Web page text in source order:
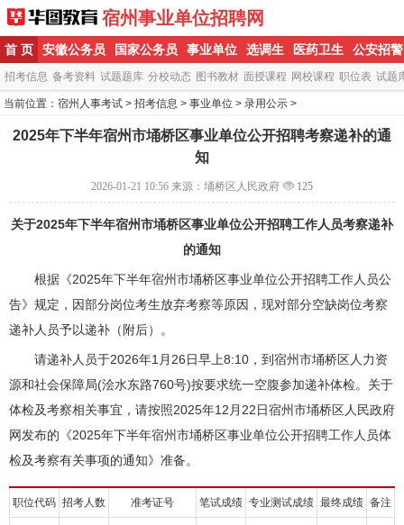
宿州事业单位招聘网
首 页 安徽公务员 国家公务员 事业单位 选调生 医药卫生 公安招警
招考信息 备考资料 试题题库 分校动态 图书教材 面授课程 网校课程 职位表 试题
当前位置：宿州人事考试 >招考信息 >事业单位 >录用公示 >
2025年下半年宿州市埇桥区事业单位公开招聘考察递补的通
知
2026-01-21 10:56 来源：埇桥区人民政府 125
关于2025年下半年宿州市埇桥区事业单位公开招聘工作人员考察递补
的通知
根据《2025年下半年宿州市埇桥区事业单位公开招聘工作人员公
告》规定，因部分岗位考生放弃考察等原因，现对部分空缺岗位考察
递补人员予以递补（附后）。
请递补人员于2026年1月26日早上8:10，到宿州市埇桥区人力资
源和社会保障局(浍水东路760号)按要求统一空腹参加递补体检。关于
体检及考察相关事宜，请按照2025年12月22日宿州市埇桥区人民政府
网发布的《2025年下半年宿州市埇桥区事业单位公开招聘工作人员体
检及考察有关事项的通知》准备。
职位代码 招考人数 准考证号 笔试成绩 专业测试成绩 最终成绩 备注